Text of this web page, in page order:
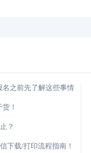
名之前先了解这些事情
！
？
下载/打印流程指南！